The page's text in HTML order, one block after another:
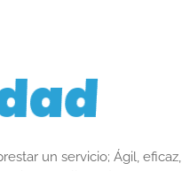
un servicio; Ágil, eficaz,